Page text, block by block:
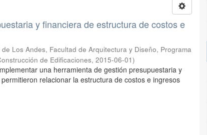
y financiera de estructura de costos e
de Los Andes, Facultad de Arquitectura y Diseño, Programa
de Edificaciones,2015-06-01)
una herramienta de gestión presupuestaria y
relacionar la estructura de costos e ingresos